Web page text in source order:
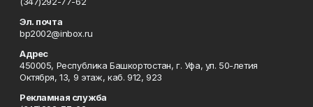
Эл. почта
bp2002@inbox.ru
Адрес
450005, Республика Башкортостан, г. Уфа, ул. 50-летия
Октября, 13, 9 этаж, каб. 912, 923
Рекламная служба